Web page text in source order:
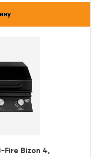
Fire Bizon 4,